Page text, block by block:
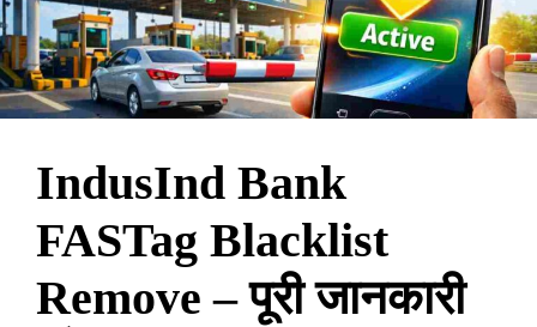
IndusInd Bank
FASTag Blacklist
Remove – पूरी जानकारी